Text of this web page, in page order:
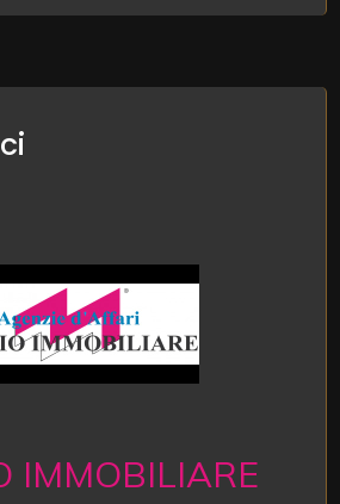
IMMOBILIARE